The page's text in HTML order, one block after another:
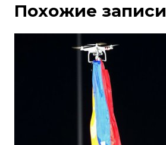
Похожие записи